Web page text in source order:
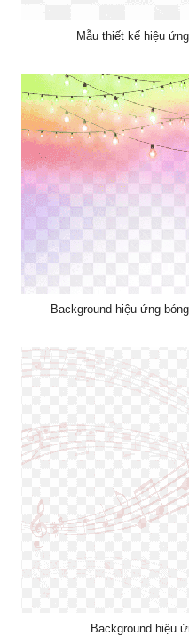
Mẫu thiết kế hiệu
Background hiệu ứng
Background hiệu